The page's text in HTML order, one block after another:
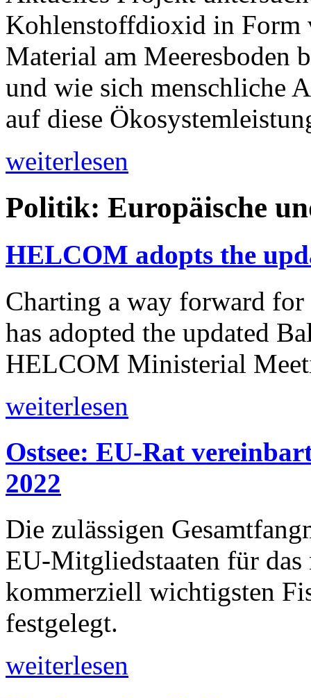
Kohlenstoffdioxid in Form
Material am Meeresboden
und wie sich menschliche
auf diese
weiterlesen
Politik: Europäische
HELCOM adopts the
Charting a way forward
has adopted the updated
HELCOM Ministerial
weiterlesen
Ostsee: EU-Rat
2022
Die zulässigen
EU-Mitgliedstaaten für das
kommerziell wichtigsten
festgelegt.
weiterlesen